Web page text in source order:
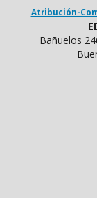
Atribución-
Bañuelos